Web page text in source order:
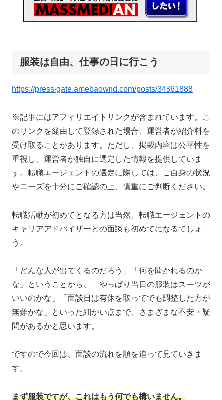
服装は自由、仕事の日に行こう
https://press-gate.amebaownd.com/posts/34861888
※記事にはアフィリエイトリンクが含まれています。こ
のリンクを経由して登録された場合、運営者が紹介料を
受け取ることがあります。ただし、掲載内容は公平性を
重視し、運営者が独自に選定した情報を提供していま
す。転職エージェントの選定に際しては、ご自身の状況
やニーズを十分にご確認の上、慎重にご判断ください。
転職活動が初めてとなる方は当然、転職エージェントの
キャリアアドバイザーとの面談も初めてになるでしょ
う。
「どんな人が出てくるのだろう」「何を聞かれるのか
な」ということから、「やっぱり当日の服装はスーツが
いいのかな」「面談日は有休を取ってでも調整した方が
無難かな」といった細かい点まで、さまざまな不安・疑
問があるかと思います。
ですので今回は、面談の流れを順を追って見ていきま
す。
まず服装ですが、これはもう何でも構いません。